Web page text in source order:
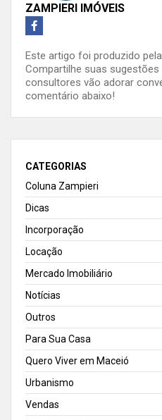
ZAMPIERI IMÓVEIS
Este artigo foi produzido
Compartilhe suas
consultores vão adorar
comentário abaixo!
CATEGORIAS
Coluna Zampieri
Dicas
Incorporação
Locação
Mercado Imobiliário
Notícias
Outros
Para Sua Casa
Quero Viver em Maceió
Urbanismo
Vendas